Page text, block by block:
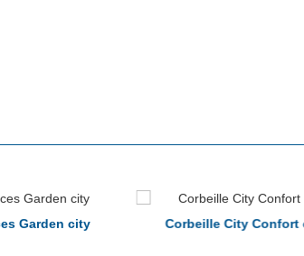
Garden city Corbeille City Confort